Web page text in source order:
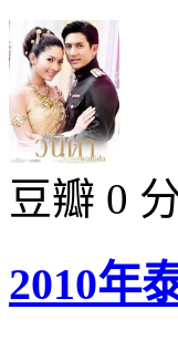
豆瓣 0
2010年